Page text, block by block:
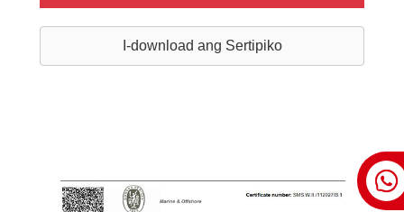
I-download ang Sertipiko